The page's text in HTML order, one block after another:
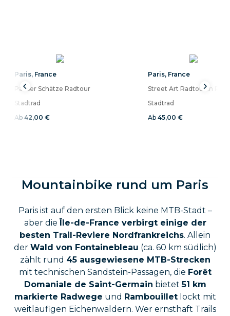
Paris, France
Pariser Schätze Radtour
Stadtrad
Ab 42,00 €
Paris, France
Stadtrad
Ab 45,00 €
Mountainbike rund um Paris
Paris ist auf den ersten Blick keine MTB-Stadt –
aber dieÎle-de-France verbirgt einige der
besten Trail-Reviere Nordfrankreichs. Allein
der Wald von Fontainebleau (ca. 60 km südlich)
zählt rund 45 ausgewiesene MTB-Strecken
mit technischen Sandstein-Passagen, die Forêt
Domaniale de Saint-Germain bietet51 km
markierte Radwege und Rambouilletlockt mit
weitläufigen Eichenwäldern. Wer ernsthaft Trails